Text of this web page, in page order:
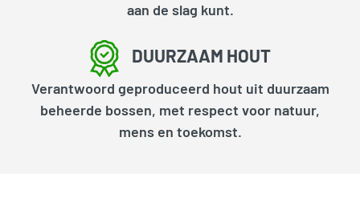
aan de slag kunt.
DUURZAAM HOUT
Verantwoord geproduceerd hout uit duurzaam
beheerde bossen, met respect voor natuur,
mens en toekomst.